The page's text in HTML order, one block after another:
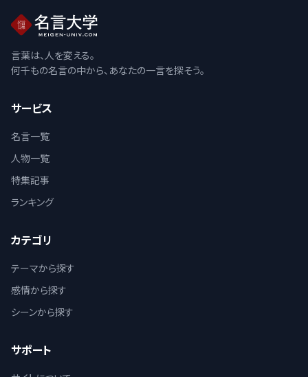
言葉は、人を変える。
何千もの名言の中から、あなたの一言を探そう。
サービス
名言一覧
人物一覧
特集記事
ランキング
カテゴリ
テーマから探す
感情から探す
シーンから探す
サポート